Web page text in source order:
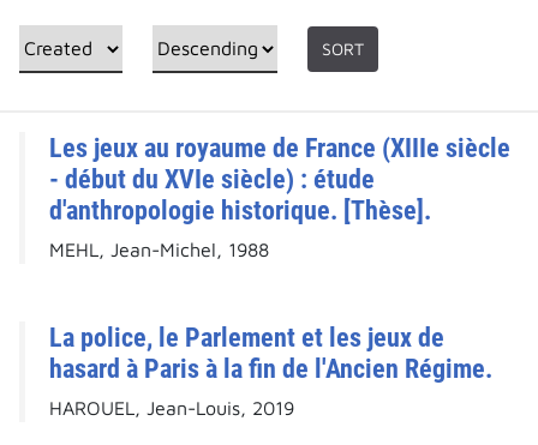
SORT
Les jeux au royaume de France (XIIIe siècle
- début du XVIe siècle) : étude
d'anthropologie historique. [Thèse].
MEHL, Jean-Michel, 1988
La police, le Parlement et les jeux de
hasard à Paris à la fin de l'Ancien Régime.
HAROUEL, Jean-Louis, 2019